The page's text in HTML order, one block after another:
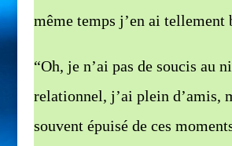
même temps j’en ai tellement
“Oh, je n’ai pas de soucis au
relationnel, j’ai plein d’amis,
souvent épuisé de ces